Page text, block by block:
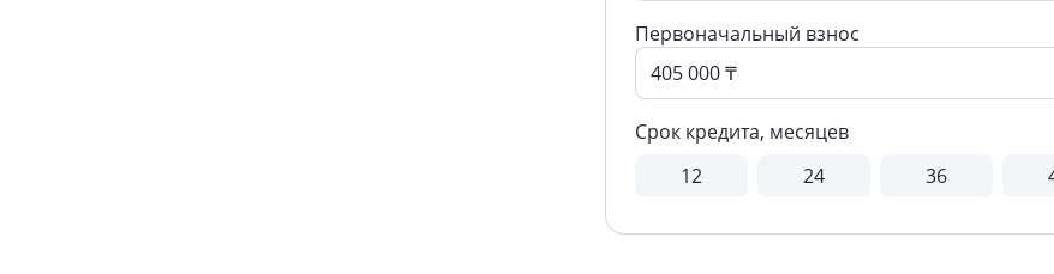
Первоначальный взнос
Срок кредита, месяцев
12
24 36